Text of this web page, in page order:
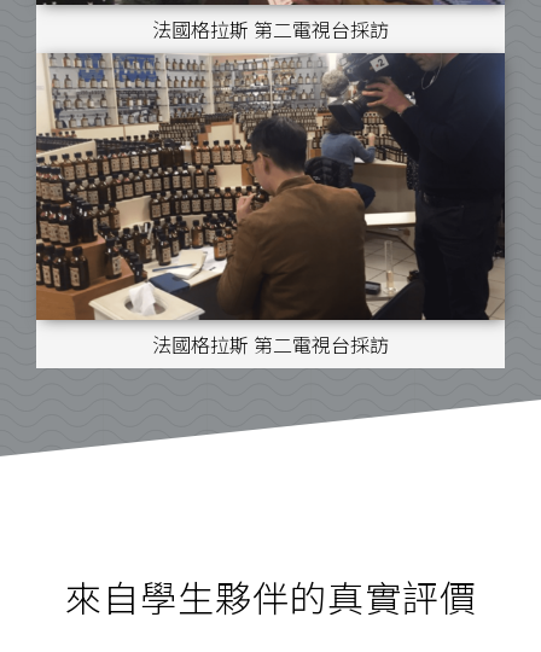
法國格拉斯 第二電視台採訪
法國格拉斯 第二電視台採訪
來自學生夥伴的真實評價